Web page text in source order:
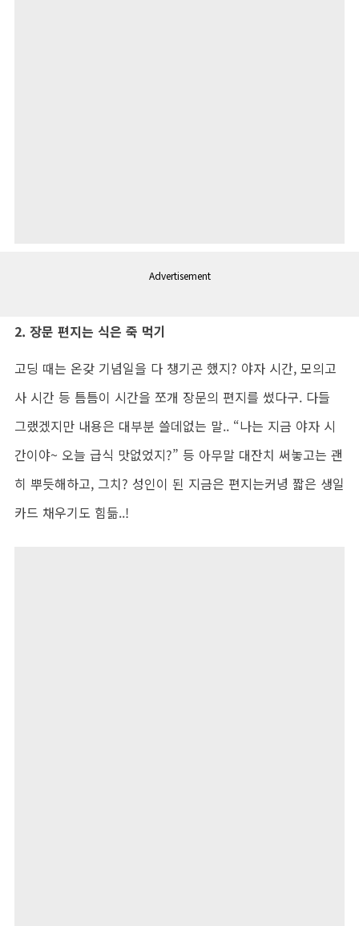
Advertisement
2. 장문 편지는 식은 죽 먹기
고딩 때는 온갖 기념일을 다 챙기곤 했지? 야자 시간, 모의고
사 시간 등 틈틈이 시간을 쪼개 장문의 편지를 썼다구. 다들
그랬겠지만 내용은 대부분 쓸데없는 말.. “나는 지금 야자 시
간이야~ 오늘 급식 맛없었지?” 등 아무말 대잔치 써놓고는 괜
히 뿌듯해하고, 그치? 성인이 된 지금은 편지는커녕 짧은 생일
카드 채우기도 힘듦..!